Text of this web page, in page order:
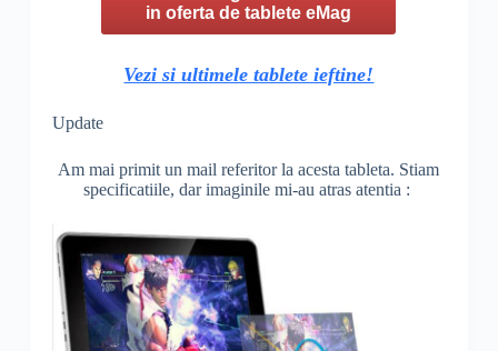
in oferta de tablete eMag
Vezi si ultimele tablete ieftine!
Update
Am mai primit un mail referitor la acesta tableta. Stiam
specificatiile, dar imaginile mi-au atras atentia :